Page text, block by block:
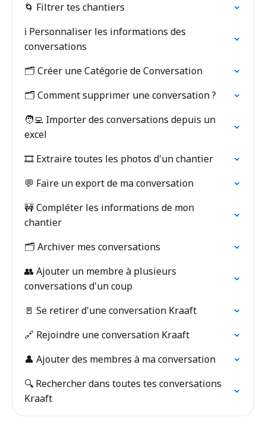
🌀 Filtrer tes chantiers
ℹ️ Personnaliser les informations des
conversations
🗂️ Créer une Catégorie de Conversation
🗂 Comment supprimer une conversation ?
🧑‍💻 Importer des conversations depuis un
excel
🎞 Extraire toutes les photos d'un chantier
💬 Faire un export de ma conversation
🚧 Compléter les informations de mon
chantier
🗂 Archiver mes conversations
👥 Ajouter un membre à plusieurs
conversations d'un coup
🚪 Se retirer d'une conversation Kraaft
🔗 Rejoindre une conversation Kraaft
👤 Ajouter des membres à ma conversation
🔍 Rechercher dans toutes tes conversations
Kraaft